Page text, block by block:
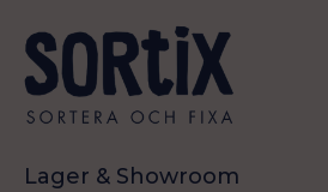
Lager & Showroom